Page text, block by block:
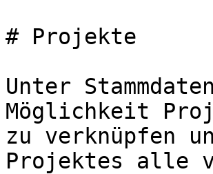
# Projekte
Unter
Möglichkeit
zu verknüpfen
Projektes alle